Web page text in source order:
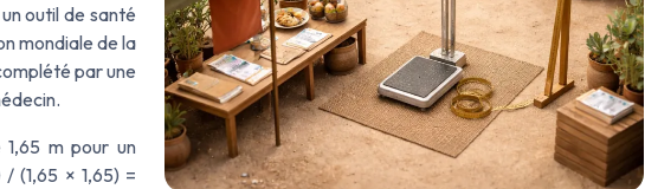
outil de santé
mondiale de la
par une
1,65 m pour un
(1,65 × 1,65) =